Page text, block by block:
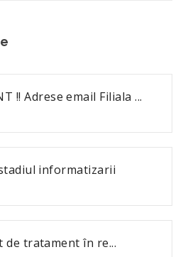
!! Adrese email Filiala ...
informatizarii
de tratament în re...